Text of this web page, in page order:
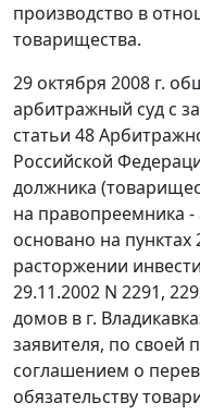
производство в
товарищества.
29 октября 2008 г.
арбитражный суд с
статьи 48
Российской
должника
на правопреемника
основано на пунктах
расторжении
29.11.2002 N 2291,
домов в г.
заявителя, по своей
соглашением о
обязательству